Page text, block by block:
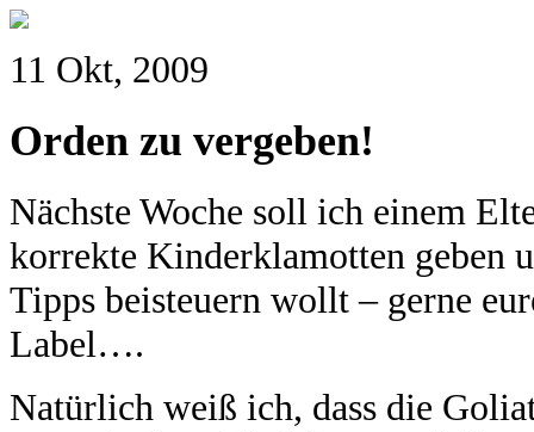
11 Okt, 2009
Orden zu vergeben!
Nächste Woche soll ich einem
korrekte Kinderklamotten geben
Tipps beisteuern wollt – gerne
Label….
Natürlich weiß ich, dass die